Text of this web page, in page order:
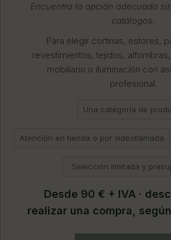
Encuentra la opción adecuada
catálogos.
Para elegir cortinas, estores,
revestimientos, tejidos,
mobiliario o iluminación con
profesional.
Una categoría de
Atención en tienda o por videollamada
Selección limitada y
Desde 90 € + IVA ·
realizar una compra,